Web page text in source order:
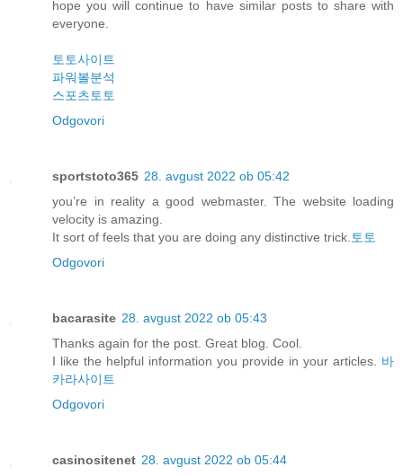
hope you will continue to have similar posts to share with
everyone.
토토사이트
파워볼분석
스포츠토토
Odgovori
sportstoto365 28. avgust 2022 ob 05:42
you’re in reality a good webmaster. The website loading
velocity is amazing.
It sort of feels that you are doing any distinctive trick. 토토
Odgovori
bacarasite 28. avgust 2022 ob 05:43
Thanks again for the post. Great blog. Cool.
I like the helpful information you provide in your articles. 바
카라사이트
Odgovori
casinositenet 28. avgust 2022 ob 05:44